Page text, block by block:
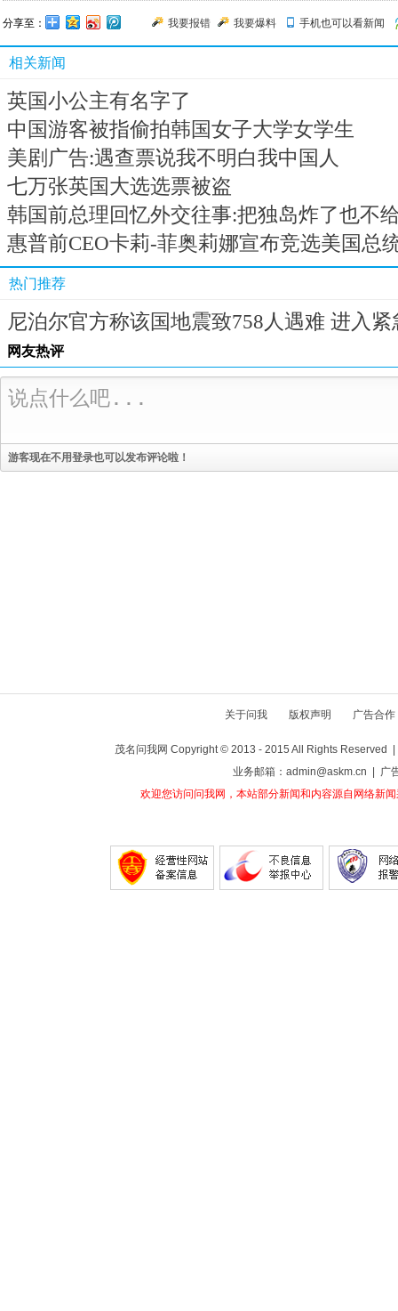
分享至： 我要报错 我要爆料 手机也可以看新闻
相关新闻
英国小公主有名字了
中国游客被指偷拍韩国女子大学女学生
美剧广告:遇查票说我不明白我中国人
七万张英国大选选票被盗
韩国前总理回忆外交往事:把独岛炸了也不
惠普前CEO卡莉-菲奥莉娜宣布竞选美国总
热门推荐
尼泊尔官方称该国地震致758人遇难 进入紧
网友热评
游客现在不用登录也可以发布评论啦！
关于问我 版权声明 广告合作
茂名问我网 Copyright © 2013 - 2015 All Rights Reserved
业务邮箱：admin@askm.cn | 广
欢迎您访问问我网，本站部分新闻和内容源自网络新